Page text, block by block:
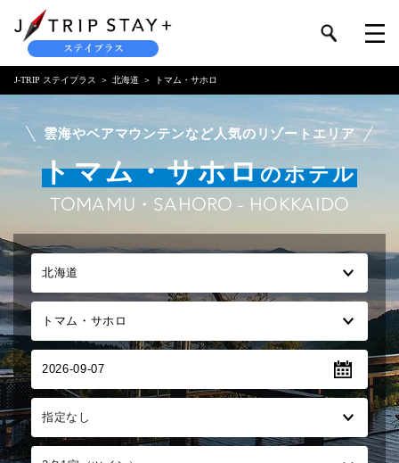
J-TRIP ステイプラス 北海道 トマム・サホロ
雲海やベアマウンテンなど人気のリゾートエリア
トマム・サホロのホテル
TOMAMU・SAHORO - HOKKAIDO
2026-09-07